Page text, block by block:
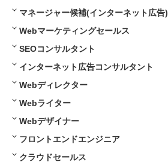
マネージャー候補(インターネット広告)
Webマーケティングセールス
SEOコンサルタント
インターネット広告コンサルタント
Webディレクター
Webライター
Webデザイナー
フロントエンドエンジニア
クラウドセールス